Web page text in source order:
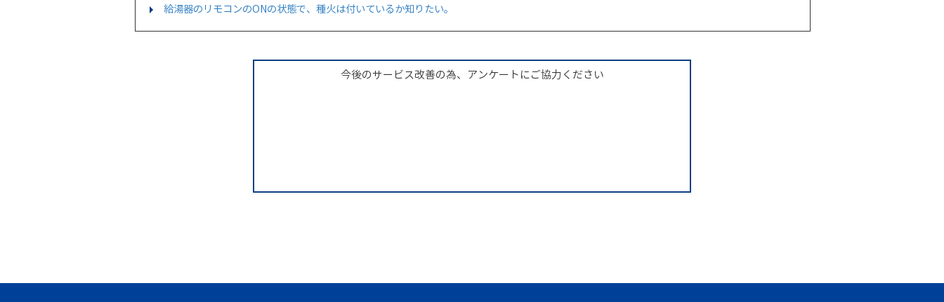
給湯器のリモコンのONの状態で、種火は付いているか知りたい。
今後のサービス改善の為、アンケートにご協力ください